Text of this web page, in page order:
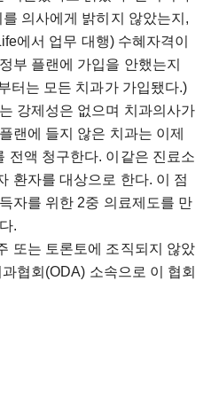
의사에게 밝히지 않았는지,
에서 업무 대행) 수혜자격이
부 플랜에 가입을 안했는지
터는 모든 치과가 가입됐다.)
강제성은 없으며 치과의사가
랜에 들지 않은 치과는 이제
전액 청구한다. 이같은 진료소
환자를 대상으로 한다. 이 점
자를 위한 2중 의료제도를 만
.
또는 토론토에 조직되지 않았
협회(ODA) 소속으로 이 협회